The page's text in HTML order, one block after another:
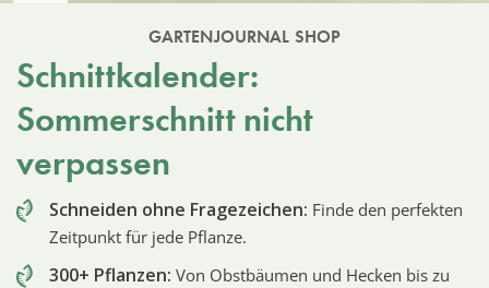
GARTENJOURNAL SHOP
Schnittkalender:
Sommerschnitt nicht
verpassen
Schneiden ohne Fragezeichen: Finde den perfekten
Zeitpunkt für jede Pflanze.
300+ Pflanzen: Von Obstbäumen und Hecken bis zu